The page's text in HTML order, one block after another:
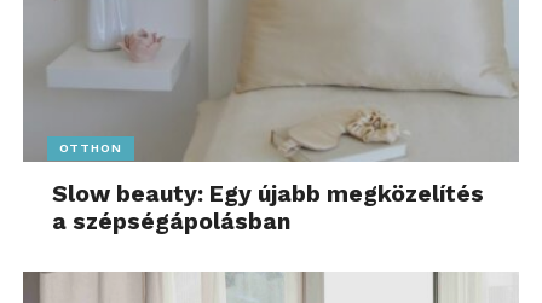
OTTHON
Slow beauty: Egy újabb megközelítés
a szépségápolásban